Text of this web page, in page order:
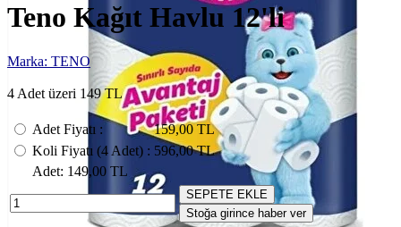
Teno Kağıt Havlu 12'li
Marka: TENO
4 Adet üzeri 149 TL
Adet Fiyatı :
159,00 TL
Koli Fiyatı (4 Adet) : 596,00 TL
Adet: 149,00 TL
SEPETE EKLE
Stoğa girince haber ver